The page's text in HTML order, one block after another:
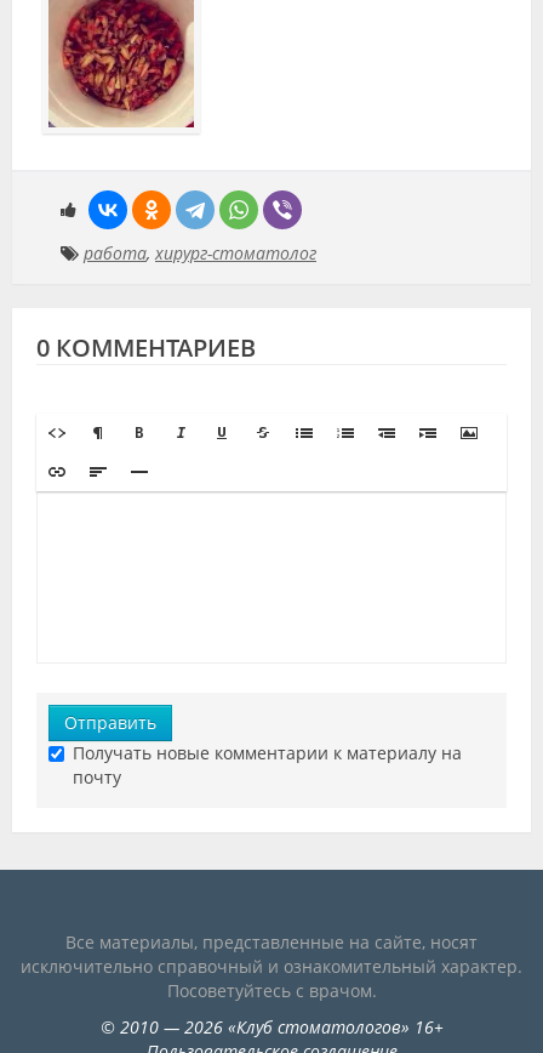
работа, хирург-стоматолог
0 КОММЕНТАРИЕВ
Отправить
Получать новые комментарии к материалу на
почту
Все материалы, представленные на сайте, носят
исключительно справочный и ознакомительный характер.
Посоветуйтесь с врачом.
© 2010— 2026«Клуб стоматологов» 16+